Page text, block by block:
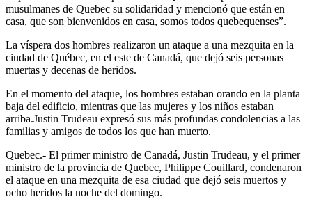
musulmanes de Quebec su solidaridad y mencionó que están en
casa, que son bienvenidos en casa, somos todos quebequenses”.
La víspera dos hombres realizaron un ataque a una mezquita en la
ciudad de Québec, en el este de Canadá, que dejó seis personas
muertas y decenas de heridos.
En el momento del ataque, los hombres estaban orando en la planta
baja del edificio, mientras que las mujeres y los niños estaban
arriba.Justin Trudeau expresó sus más profundas condolencias a las
familias y amigos de todos los que han muerto.
Quebec.- El primer ministro de Canadá, Justin Trudeau, y el primer
ministro de la provincia de Quebec, Philippe Couillard, condenaron
el ataque en una mezquita de esa ciudad que dejó seis muertos y
ocho heridos la noche del domingo.